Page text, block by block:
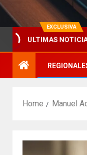
EXCLUSIVA
ULTIMAS
suelo argentino
Home Manuel